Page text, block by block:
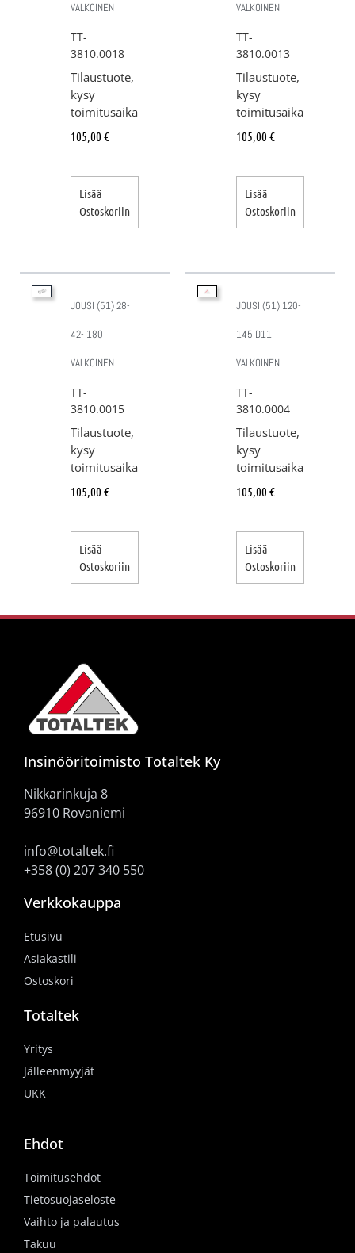
VALKOINEN
TT-
3810.0018
Tilaustuote,
kysy
toimitusaika
105,00 €
Lisää
Ostoskoriin
VALKOINEN
TT-
3810.0013
Tilaustuote,
kysy
toimitusaika
105,00 €
Lisää
Ostoskoriin
JOUSI (51) 28-
42- 180
VALKOINEN
TT-
3810.0015
Tilaustuote,
kysy
toimitusaika
105,00 €
Lisää
Ostoskoriin
JOUSI (51) 120-
145 D11
VALKOINEN
TT-
3810.0004
Tilaustuote,
kysy
toimitusaika
105,00 €
Lisää
Ostoskoriin
Insinööritoimisto Totaltek Ky
Nikkarinkuja 8
96910 Rovaniemi
info@totaltek.fi
+358 (0) 207 340 550
Verkkokauppa
Etusivu
Asiakastili
Ostoskori
Totaltek
Yritys
Jälleenmyyjät
UKK
Ehdot
Toimitusehdot
Tietosuojaseloste
Vaihto ja palautus
Takuu